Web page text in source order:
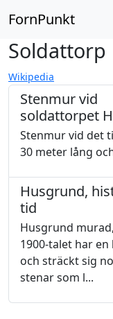
FornPunkt
Soldattorp
Wikipedia
Stenmur vid
soldattorpet
Stenmur vid det
30 meter lång
Husgrund,
tid
Husgrund
1900-talet har
och sträckt sig
stenar som l...